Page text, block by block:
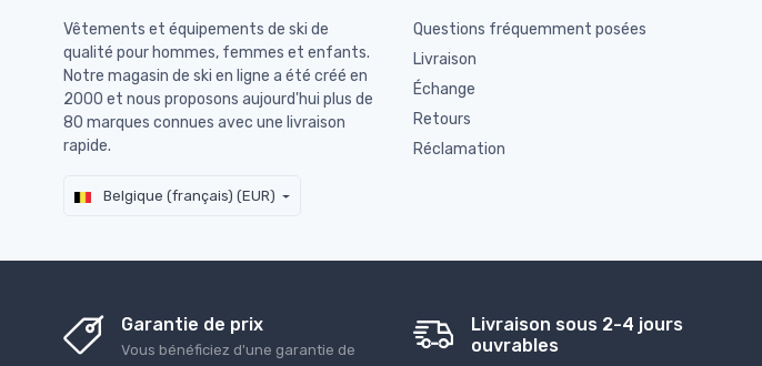
Vêtements et équipements de ski de
qualité pour hommes, femmes et enfants.
Notre magasin de ski en ligne a été créé en
2000 et nous proposons aujourd'hui plus de
80 marques connues avec une livraison
rapide.
Belgique (français) (EUR)
Questions fréquemment posées
Livraison
Échange
Retours
Réclamation
Garantie de prix
Vous bénéficiez d'une garantie de
Livraison sous 2-4 jours
ouvrables